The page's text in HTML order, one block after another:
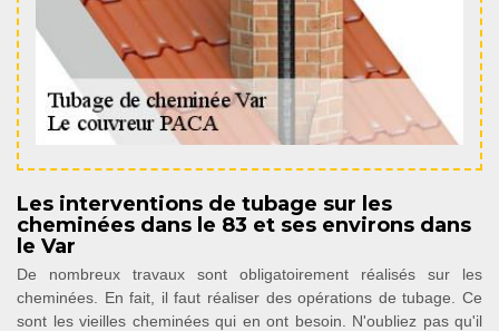
Les interventions de tubage sur les
cheminées dans le 83 et ses environs dans
le Var
De nombreux travaux sont obligatoirement réalisés sur les
cheminées. En fait, il faut réaliser des opérations de tubage. Ce
sont les vieilles cheminées qui en ont besoin. N'oubliez pas qu'il